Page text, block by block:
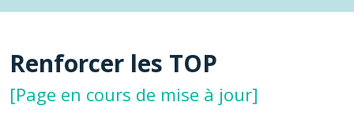
Renforcer les TOP
[Page en cours de mise à jour]